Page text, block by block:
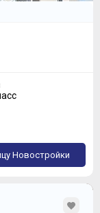
Новостройки